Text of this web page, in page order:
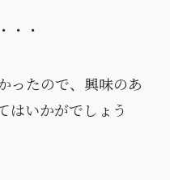
・・
ったので、興味のあ
はいかがでしょう